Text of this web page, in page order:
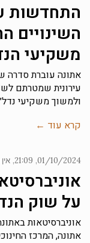
התחדשות
השינויים
משקיעי
אתונה עוברת סדרה
עירונית שמטרתם
ולמשוך משקיעי
קרא עוד ←
01/10/2024
21:09
על שוק
אוניברסיטאות
אתונה, המרכז